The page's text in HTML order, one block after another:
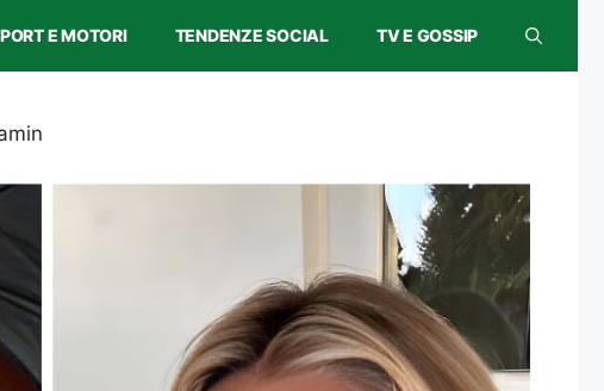
E MOTORI TENDENZE SOCIAL TV E GOSSIP